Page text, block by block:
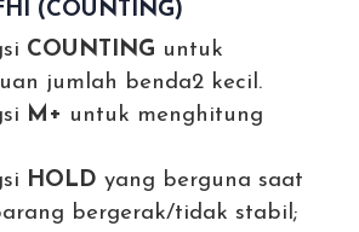
(COUNTING)
COUNTING untuk
jumlah benda2 kecil.
M+ untuk menghitung
HOLD yang berguna saat
bergerak/tidak stabil;